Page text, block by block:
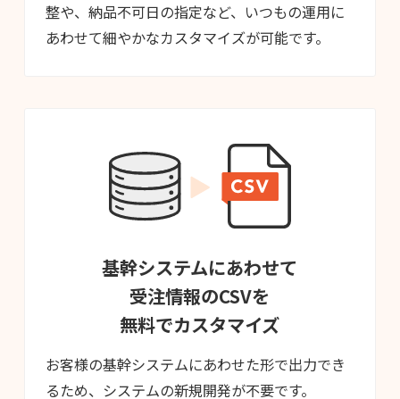
整や、納品不可日の指定など、いつもの運用に
あわせて細やかなカスタマイズが可能です。
基幹システムにあわせて
受注情報のCSVを
無料でカスタマイズ
お客様の基幹システムにあわせた形で出力でき
るため、システムの新規開発が不要です。